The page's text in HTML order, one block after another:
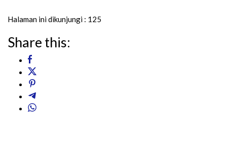
Halaman ini dikunjungi : 125
Share this: